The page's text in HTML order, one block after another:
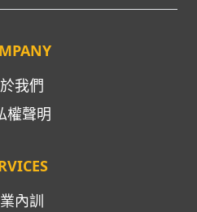
我們
權聲明
內訓